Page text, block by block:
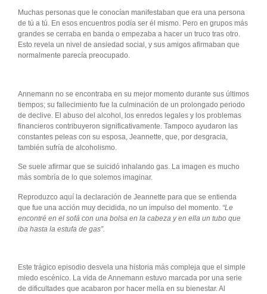
Muchas personas que le conocían manifestaban que era una persona
de tú a tú. En esos encuentros podía ser él mismo. Pero en grupos más
grandes se cerraba en banda o empezaba a hacer un truco tras otro.
Esto revela un nivel de ansiedad social, y sus amigos afirmaban que
normalmente parecía preocupado.
Annemann no se encontraba en su mejor momento durante sus últimos
tiempos; su fallecimiento fue la culminación de un prolongado periodo
de declive. El abuso del alcohol, los enredos legales y los problemas
financieros contribuyeron significativamente. Tampoco ayudaron las
constantes peleas con su esposa, Jeannette, que, por desgracia,
también sufría de alcoholismo.
Se suele afirmar que se suicidó inhalando gas. La imagen es mucho
más sombría de lo que solemos imaginar.
Reproduzco aquí la declaración de Jeannette para que se entienda
que fue una acción muy decidida, no un impulso del momento. “Le
encontré en el sofá con una bolsa en la cabeza y en ella un tubo que
iba hasta la estufa de gas”.
Este trágico episodio desvela una historia más compleja que el simple
miedo escénico. La vida de Annemann estuvo marcada por una serie
de dificultades que acabaron por hacer mella en su bienestar. Al